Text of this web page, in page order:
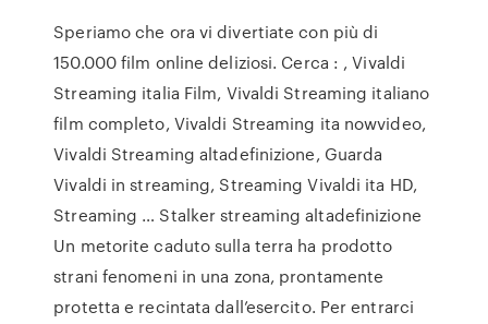
Speriamo che ora vi divertiate con più di
150.000 film online deliziosi. Cerca : , Vivaldi
Streaming italia Film, Vivaldi Streaming italiano
film completo, Vivaldi Streaming ita nowvideo,
Vivaldi Streaming altadefinizione, Guarda
Vivaldi in streaming, Streaming Vivaldi ita HD,
Streaming … Stalker streaming altadefinizione
Un metorite caduto sulla terra ha prodotto
strani fenomeni in una zona, prontamente
protetta e recintata dall’esercito. Per entrarci